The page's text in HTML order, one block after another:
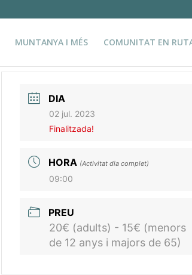
MUNTANYA I MÉS COMUNITAT EN
DIA
02 jul. 2023
Finalitzada!
HORA (Activitat dia complet)
09:00
PREU
20€ (adults) - 15€ (menors
de 12 anys i majors de 65)